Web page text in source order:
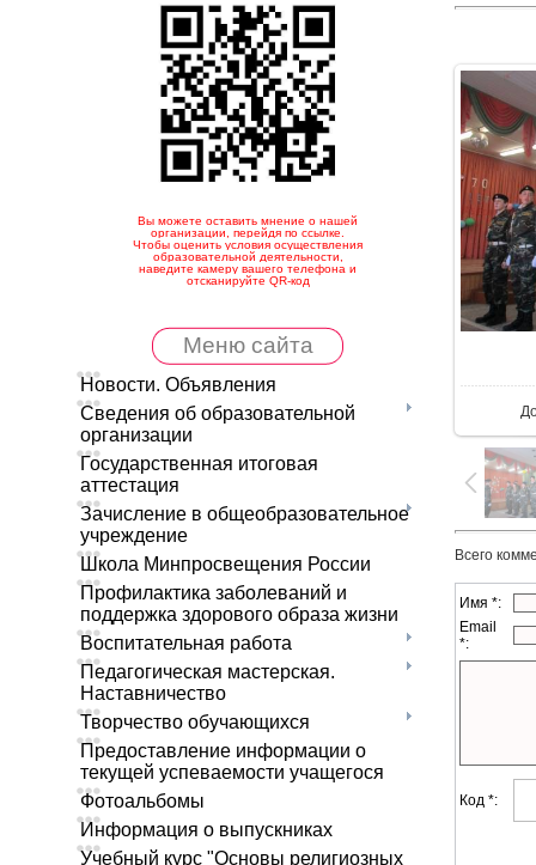
Вы можете оставить мнение о нашей
организации, перейдя по ссылке.
Чтобы оценить условия осуществления
образовательной деятельности,
наведите камеру вашего телефона и
отсканируйте QR-код
Меню сайта
Новости. Объявления
Сведения об образовательной
организации
Государственная итоговая
аттестация
Зачисление в общеобразовательное
учреждение
Школа Минпросвещения России
Профилактика заболеваний и
поддержка здорового образа жизни
Воспитательная работа
Педагогическая мастерская.
Наставничество
Творчество обучающихся
Предоставление информации о
текущей успеваемости учащегося
Фотоальбомы
Информация о выпускниках
Учебный курс "Основы религиозных
Всего
Имя *:
Email
*:
Код *: